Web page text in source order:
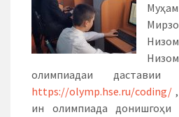
олимпиадаи даставии
https://olymp.hse.ru/coding/
ин олимпиада